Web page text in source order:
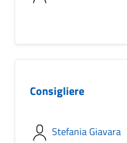
Consigliere
Stefania Giavara